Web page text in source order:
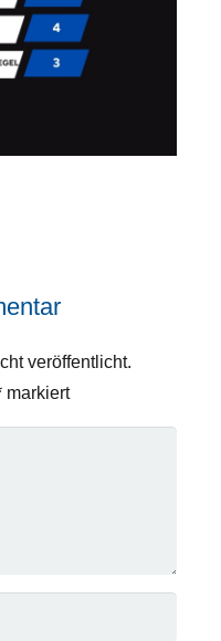
veröffentlicht.
markiert